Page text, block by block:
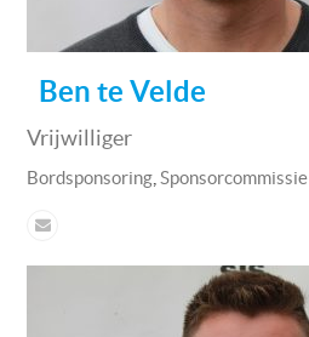
Ben te Velde
Vrijwilliger
Bordsponsoring ,Sponsorcommissie